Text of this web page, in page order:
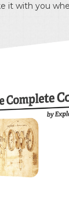
it with you